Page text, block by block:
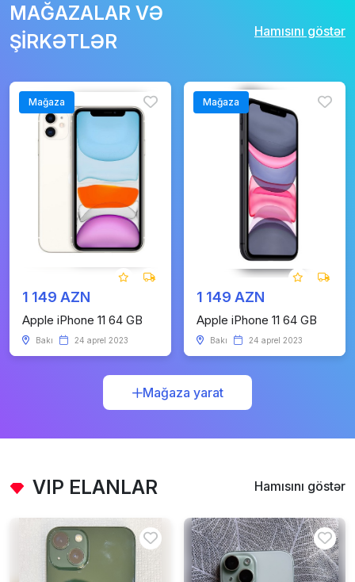
MAĞAZALAR VƏ
ŞİRKƏTLƏR
Hamısını göstər
Mağaza
1 149 AZN
Apple iPhone 11 64 GB
Bakı 24 aprel 2023
Mağaza
1 149 AZN
Apple iPhone 11 64 GB
Bakı 24 aprel 2023
Mağaza yarat
VIP ELANLAR Hamısını göstər